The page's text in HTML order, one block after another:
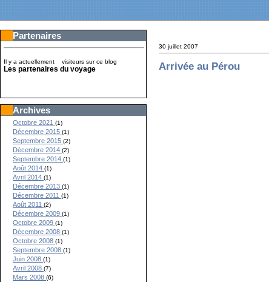
Partenaires
Il y a actuellement visiteurs sur ce blog
Les partenaires du voyage
Archives
Octobre 2021(1)
Décembre 2015(1)
Septembre 2015(2)
Décembre 2014(2)
Septembre 2014(1)
Août 2014(1)
Avril 2014(1)
Décembre 2013(1)
Décembre 2011(1)
Août 2011(2)
Décembre 2009(1)
Octobre 2009(1)
Décembre 2008(1)
Octobre 2008(1)
Septembre 2008(1)
Juin 2008(1)
Avril 2008(7)
Mars 2008(6)
30 juillet 2007
Arrivée au Pérou